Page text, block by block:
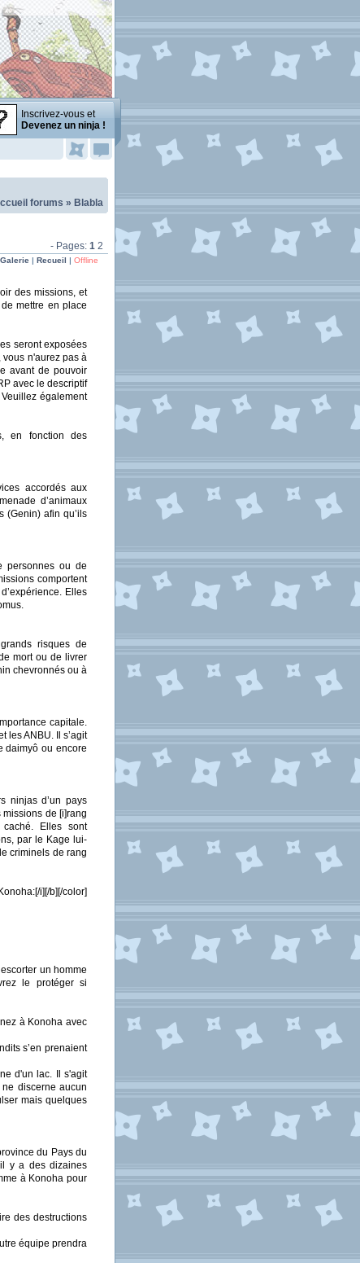
Inscrivez-vous et
Devenez un ninja !
forums » Blabla
- Pages: 1 2
Galerie | Recueil | Offline
des missions, et
mettre en place
seront exposées
n'aurez pas à
avant de pouvoir
avec le descriptif
également
en fonction des
accordés aux
d’animaux
(Genin) afin qu’ils
personnes ou de
comportent
Elles
risques de
mort ou de livrer
chevronnés ou à
capitale.
les ANBU. Il s’agit
daimyô ou encore
ninjas d’un pays
de [i]rang
Elles sont
par le Kage lui-
criminels de rang
i][/b][/color]
un homme
le protéger si
à Konoha avec
s’en prenaient
d'un lac. Il s'agit
discerne aucun
mais quelques
du Pays du
y a des dizaines
à Konoha pour
des destructions
équipe prendra